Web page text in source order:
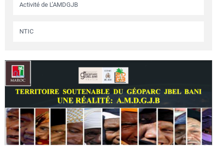
Activité de L’AMDGJB
NTIC